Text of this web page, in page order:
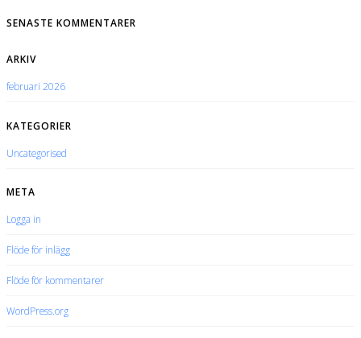
SENASTE KOMMENTARER
ARKIV
februari 2026
KATEGORIER
Uncategorised
META
Logga in
Flöde för inlägg
Flöde för kommentarer
WordPress.org